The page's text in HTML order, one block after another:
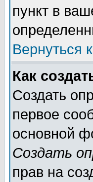
пункт в
Вернуться
Как
Создать
первое
основной
Создать
прав на